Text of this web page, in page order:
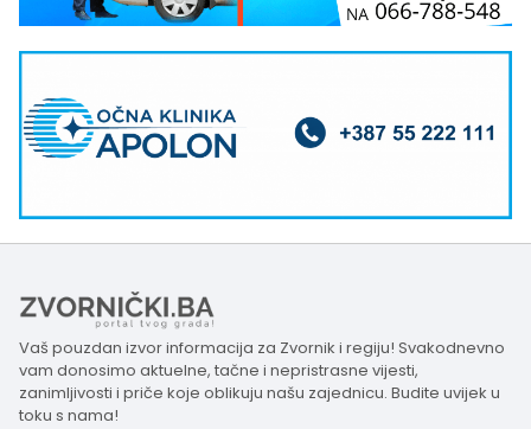
Vaš pouzdan izvor informacija za Zvornik i regiju! Svakodnevno
vam donosimo aktuelne, tačne i nepristrasne vijesti,
zanimljivosti i priče koje oblikuju našu zajednicu. Budite uvijek u
toku s nama!